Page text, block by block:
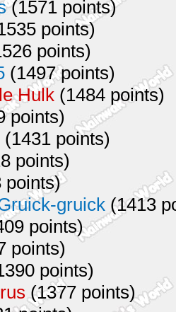
(1571 points)
points)
points)
(1497 points)
Hulk (1484 points)
points)
(1431 points)
points)
gruick (1413
points)
points)
points)
(1377 points)